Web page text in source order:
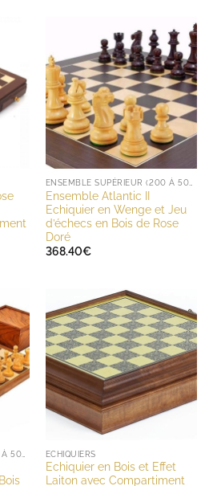
Ensemble Atlantic II
Echiquier en Wenge et Jeu
d’échecs en Bois de Rose
Doré
368.40€
ECHIQUIERS
Echiquier en Bois et Effet
Laiton avec Compartiment